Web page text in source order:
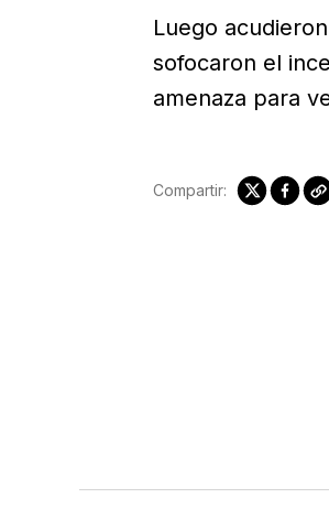
Luego
sofocaron el
amenaza para
Compartir: